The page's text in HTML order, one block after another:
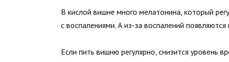
В кислой вишне много мелатонина, который
с воспалениями. А из-за воспалений
Если пить вишню регулярно, снизится уровень